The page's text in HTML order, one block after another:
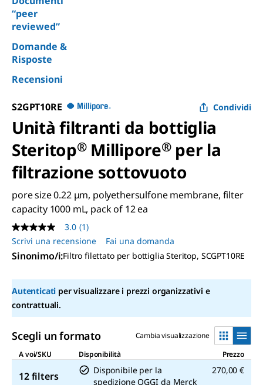
“peer
reviewed”
Domande &
Risposte
Recensioni
S2GPT10RE Condividi
Unità filtranti da bottiglia
Steritop®Millipore®per la
filtrazione sottovuoto
pore size 0.22 μm, polyethersulfone membrane, filter
capacity 1000 mL, pack of 12 ea
3.0
stelle
su
5
valore
di
valutazione
medio.
Read
Review.
Stesso
link
alla
pagina.
3.0 (1)
Scrivi una recensione
Fai una domanda
Sinonimo/i:Filtro filettato per bottiglia Steritop, SCGPT10RE
Autenticati per visualizzare i prezzi organizzativi e
contrattuali.
Scegli un formato
Cambia visualizzazione
A voi/SKU
Disponibilità Prezzo
12 filters
Disponibile per la
spedizione OGGI da Merck
270,00 €